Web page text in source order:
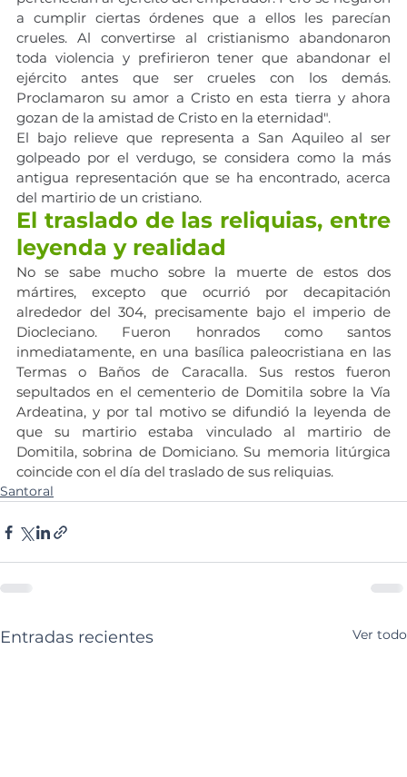
a cumplir ciertas órdenes que a ellos les parecían
crueles. Al convertirse al cristianismo abandonaron
toda violencia y prefirieron tener que abandonar el
ejército antes que ser crueles con los demás.
Proclamaron su amor a Cristo en esta tierra y ahora
gozan de la amistad de Cristo en la eternidad".
El bajo relieve que representa a San Aquileo al ser
golpeado por el verdugo, se considera como la más
antigua representación que se ha encontrado, acerca
del martirio de un cristiano.
El traslado de las reliquias, entre
leyenda y realidad
No se sabe mucho sobre la muerte de estos dos
mártires, excepto que ocurrió por decapitación
alrededor del 304, precisamente bajo el imperio de
Diocleciano. Fueron honrados como santos
inmediatamente, en una basílica paleocristiana en las
Termas o Baños de Caracalla. Sus restos fueron
sepultados en el cementerio de Domitila sobre la Vía
Ardeatina, y por tal motivo se difundió la leyenda de
que su martirio estaba vinculado al martirio de
Domitila, sobrina de Domiciano. Su memoria litúrgica
coincide con el día del traslado de sus reliquias.
Santoral
Entradas recientes Ver todo